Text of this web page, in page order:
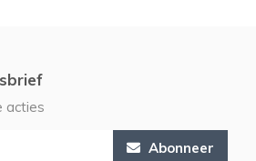
acties
Abonneer